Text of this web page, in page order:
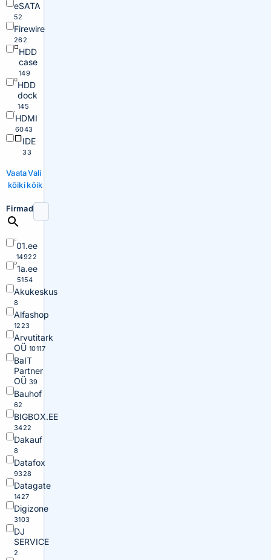
eSATA
52
Firewire
262
HDD
case
149
HDD
dock
145
HDMI
6043
IDE
33
Vaata
kõiki
Vali
kõik
Firmad
01.ee
14922
1a.ee
5154
Akukeskus
8
Alfashop
1223
Arvutitark
OÜ 10117
BaIT
Partner
OÜ 39
Bauhof
62
BIGBOX.EE
3422
Dakauf
8
Datafox
9328
Datagate
1427
Digizone
3103
DJ
SERVICE
2